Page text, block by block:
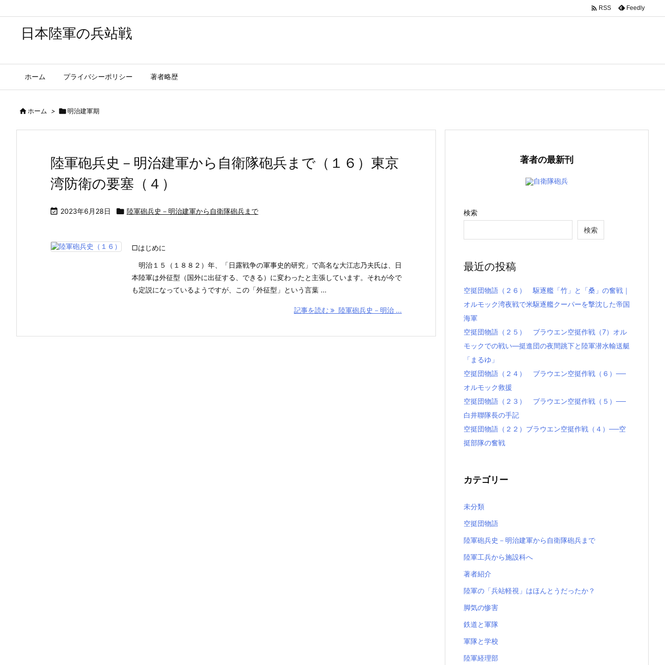
日本陸軍の兵站戦
ホーム プライバシーポリシー 著者略歴
 RSS Feedly
ホーム > 明治建軍期
陸軍砲兵史－明治建軍から自衛隊砲兵まで（１６）東京
湾防衛の要塞（４）
 2023年6月28日  陸軍砲兵史－明治建軍から自衛隊砲兵まで
□はじめに
明治１５（１８８２）年、「日露戦争の軍事史的研究」で高名な大江志乃夫氏は、日
本陸軍は外征型（国外に出征する、できる）に変わったと主張しています。それが今で
も定説になっているようですが、この「外征型」という言葉 ...
記事を読む 陸軍砲兵史－明治 ...
著者の最新刊
自衛隊砲兵
検索
検索
最近の投稿
空挺団物語（２６） 駆逐艦「竹」と「桑」の奮戦｜
オルモック湾夜戦で米駆逐艦クーパーを撃沈した帝国
海軍
空挺団物語（２５） ブラウエン空挺作戦（7）オル
モックでの戦い―挺進団の夜間跳下と陸軍潜水輸送艇
「まるゆ」
空挺団物語（２４） ブラウエン空挺作戦（６）──
オルモック救援
空挺団物語（２３） ブラウエン空挺作戦（５）──
白井聯隊長の手記
空挺団物語（２２）ブラウエン空挺作戦（４）──空
挺部隊の奮戦
カテゴリー
未分類
空挺団物語
陸軍砲兵史－明治建軍から自衛隊砲兵まで
陸軍工兵から施設科へ
著者紹介
陸軍の「兵站軽視」はほんとうだったか？
脚気の惨害
鉄道と軍隊
軍隊と学校
陸軍経理部